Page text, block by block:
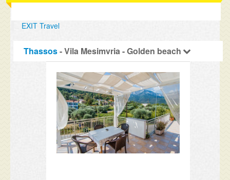
EXIT Travel
Thassos- Vila Mesimvria - Golden beach